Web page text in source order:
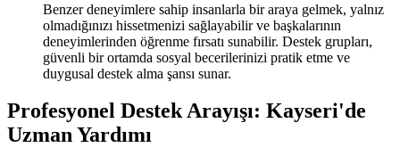
Benzer deneyimlere sahip insanlarla bir araya gelmek, yalnız
olmadığınızı hissetmenizi sağlayabilir ve başkalarının
deneyimlerinden öğrenme fırsatı sunabilir. Destek grupları,
güvenli bir ortamda sosyal becerilerinizi pratik etme ve
duygusal destek alma şansı sunar.
Profesyonel Destek Arayışı: Kayseri'de
Uzman Yardımı